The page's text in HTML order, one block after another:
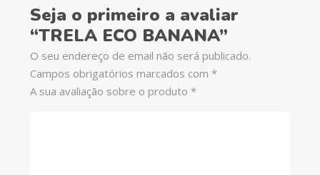
Seja o primeiro a avaliar
“TRELA ECO BANANA”
O seu endereço de email não será publicado.
Campos obrigatórios marcados com *
A sua avaliação sobre o produto *